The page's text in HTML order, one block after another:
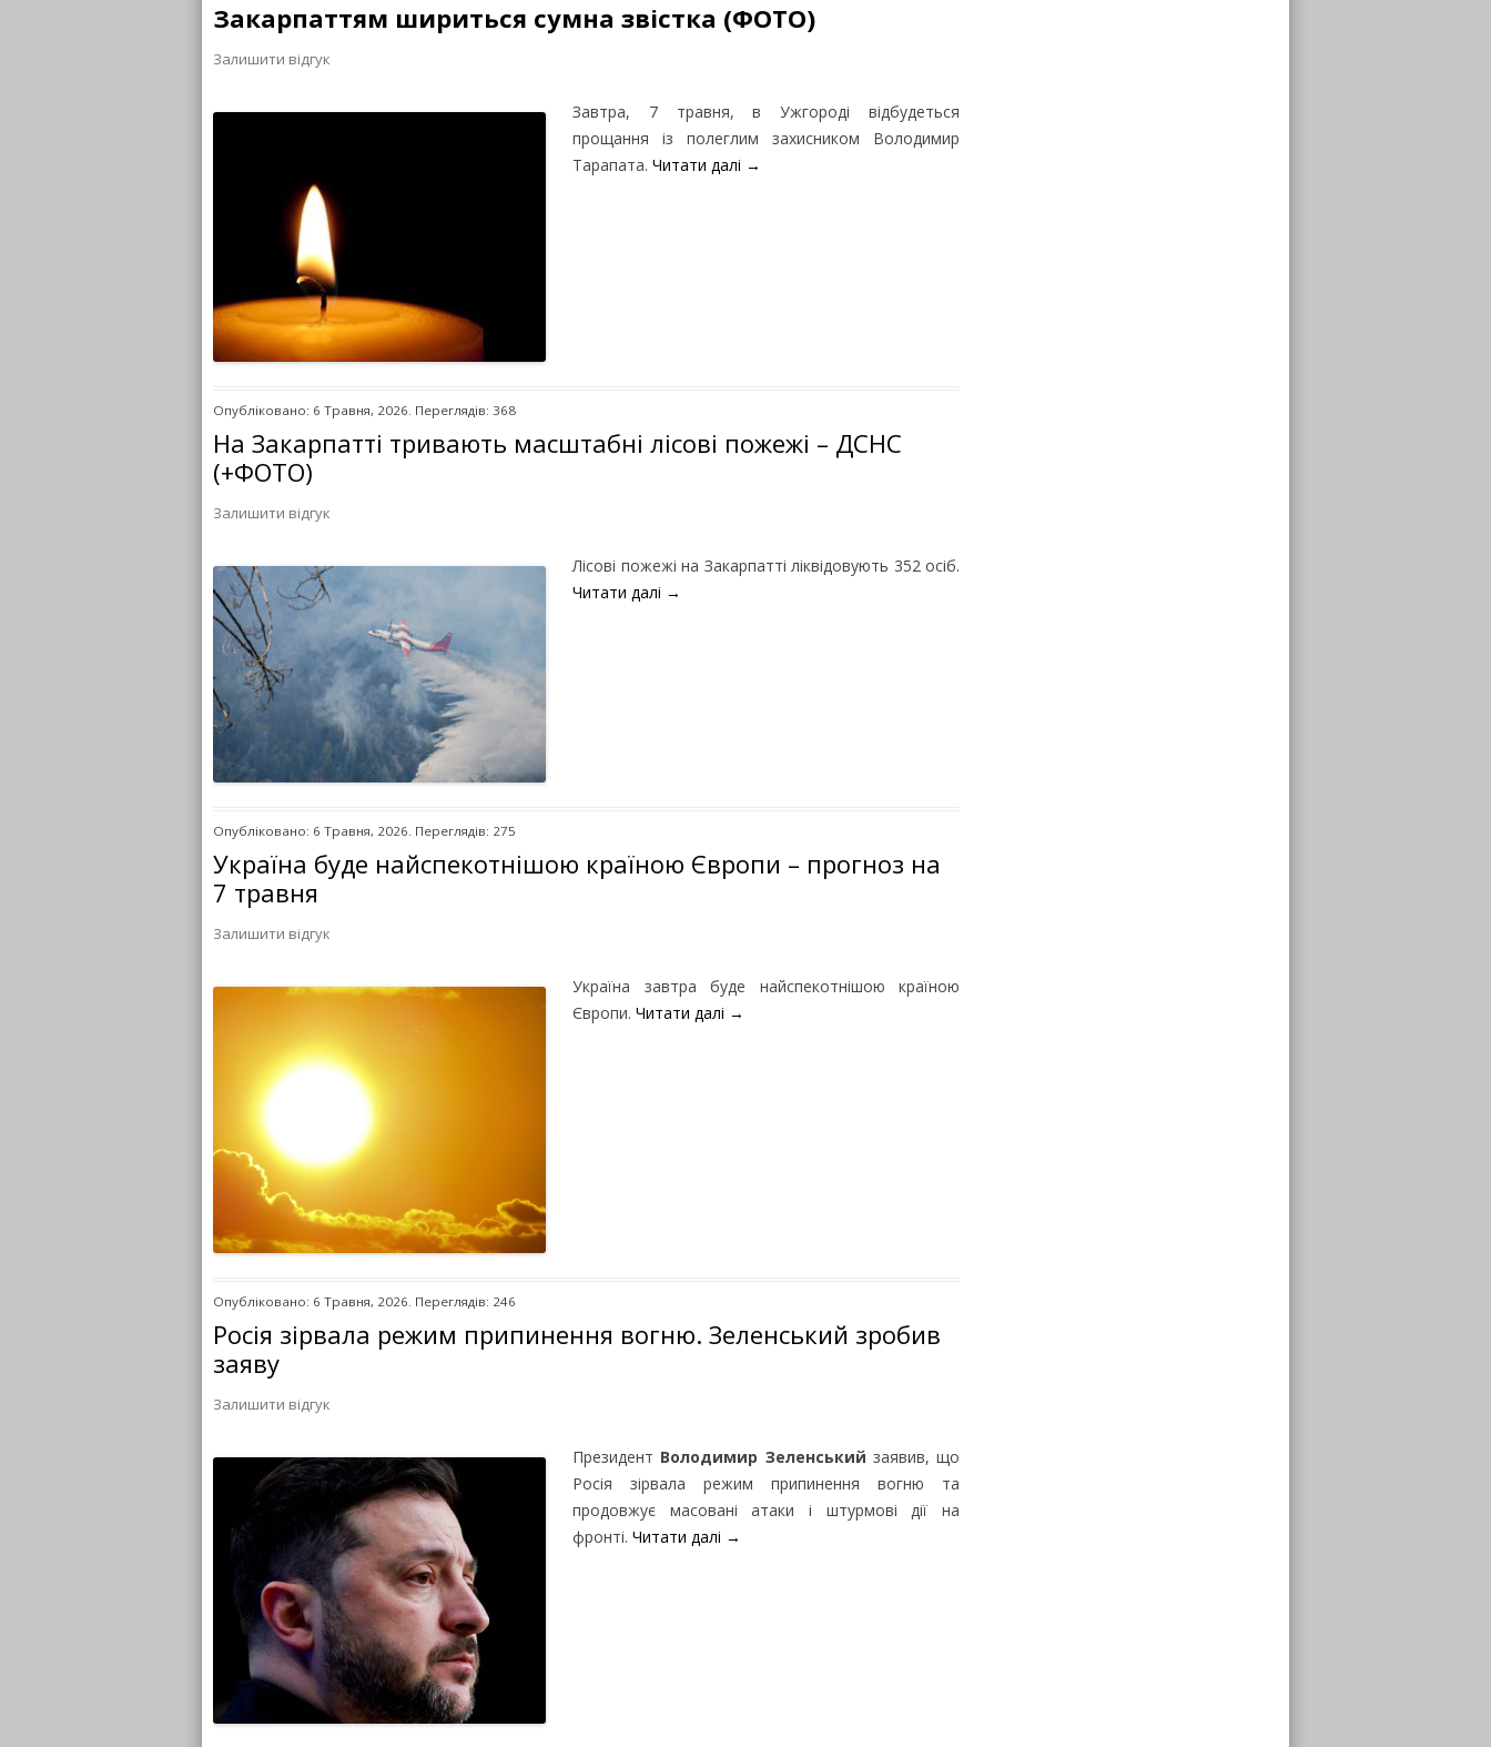
Закарпаттям шириться сумна звістка (ФОТО)
Залишити відгук
Завтра, 7 травня, в Ужгороді відбудеться
прощання із полеглим захисником Володимир
Тарапата. Читати далі →
Опубліковано: 6 Травня, 2026. Переглядів: 368
На Закарпатті тривають масштабні лісові пожежі – ДСНС
(+ФОТО)
Залишити відгук
Лісові пожежі на Закарпатті ліквідовують 352 осіб.
Читати далі →
Опубліковано: 6 Травня, 2026. Переглядів: 275
Україна буде найспекотнішою країною Європи – прогноз на
7 травня
Залишити відгук
Україна завтра буде найспекотнішою країною
Європи. Читати далі →
Опубліковано: 6 Травня, 2026. Переглядів: 246
Росія зірвала режим припинення вогню. Зеленський зробив
заяву
Залишити відгук
Президент Володимир Зеленський заявив, що
Росія зірвала режим припинення вогню та
продовжує масовані атаки і штурмові дії на
фронті. Читати далі →